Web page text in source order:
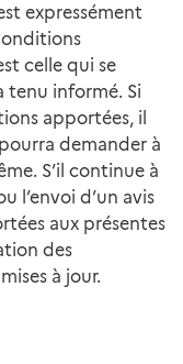
expressément
celle qui se
tenu informé. Si
apportées, il
demander à
S’il continue à
l’envoi d’un avis
aux présentes
des
à jour.